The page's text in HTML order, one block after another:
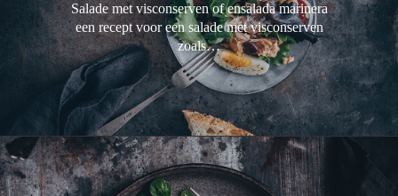
Salade met visconserven of ensalada marinera
een recept voor een salade met visconserven
zoals…